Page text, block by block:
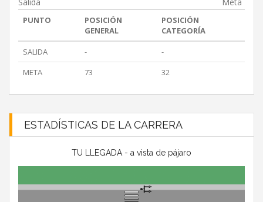
Salida Meta
PUNTO
POSICIÓN
GENERAL
POSICIÓN
CATEGORÍA
SALIDA
-
-
META
73 32
ESTADÍSTICAS DE LA CARRERA
TU LLEGADA - a vista de pájaro